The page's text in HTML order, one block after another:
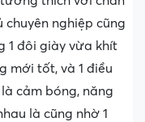
nghiệp cũng
1 đôi giày vừa khít
mới tốt, và 1 điều
cảm bóng, năng
là cũng nhờ 1